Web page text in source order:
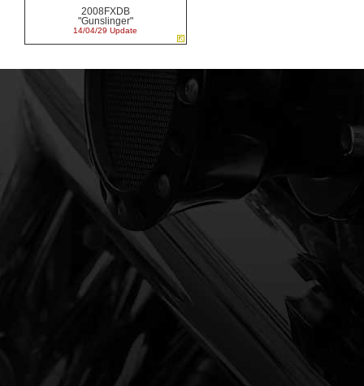
2008FXDB
"Gunslinger"
14/04/29 Update